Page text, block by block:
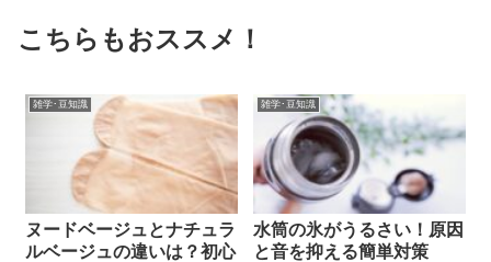
こちらもおススメ！
雑学･豆知識
ヌードベージュとナチュラ
ルベージュの違いは？初心
雑学･豆知識
水筒の氷がうるさい！原因
と音を抑える簡単対策